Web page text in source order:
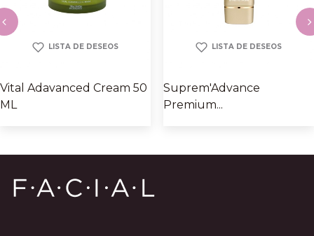
LISTA DE DESEOS
Vital Adavanced Cream 50
ML
LISTA DE DESEOS
Suprem'Advance
Premium...